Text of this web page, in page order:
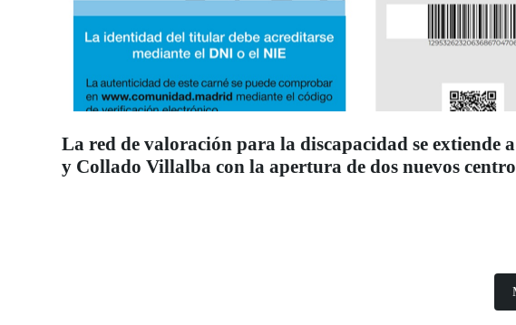
La red de valoración para la discapacidad se extiende
y Collado Villalba con la apertura de dos nuevos